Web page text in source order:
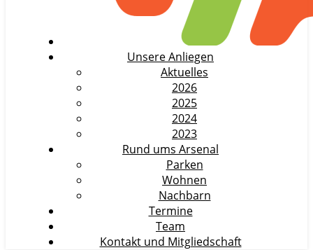
Unsere Anliegen
Aktuelles
2026
2025
2024
2023
Rund ums Arsenal
Parken
Wohnen
Nachbarn
Termine
Team
Kontakt und Mitgliedschaft